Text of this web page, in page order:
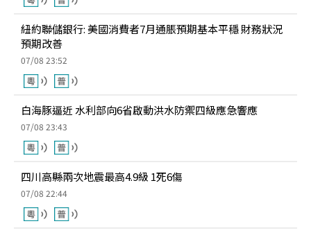
紐約聯儲銀行: 美國消費者7月通脹預期基本平穩 財務狀況
預期改善
07/08 23:52
白海豚逼近 水利部向6省啟動洪水防禦四級應急響應
07/08 23:43
四川高縣兩次地震最高4.9級 1死6傷
07/08 22:44